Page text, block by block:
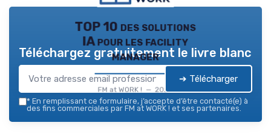
TOP 10 des solutions
IA pour les facility
manager
FM at WORK ! — 2026
Téléchargez gratuitement le livre blanc
➔ Télécharger
* En remplissant ce formulaire, j’accepte d’être contacté(e) à
des fins commerciales par FM at WORK ! et ses partenaires.